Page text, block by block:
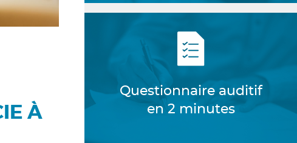
À
Questionnaire auditif
en 2 minutes